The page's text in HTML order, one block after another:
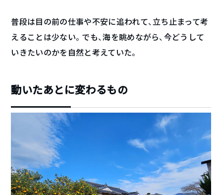
普段は目の前の仕事や不安に追われて、立ち止まって考
えることは少ない。でも、海を眺めながら、今どうして
いきたいのかを自然と考えていた。
動いたあとに変わるもの